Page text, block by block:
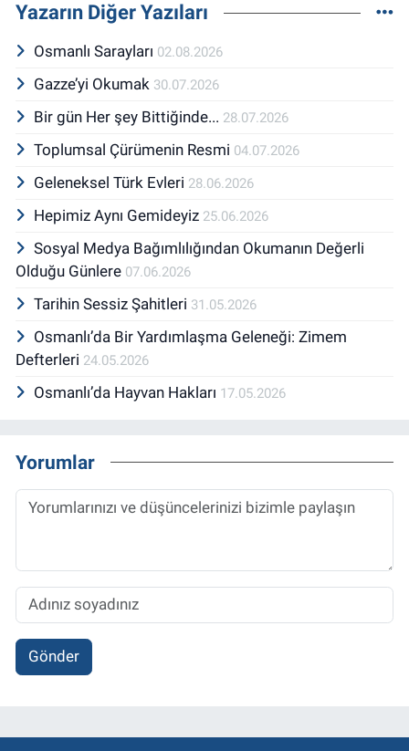
Yazarın Diğer Yazıları
Osmanlı Sarayları 02.08.2026
Gazze’yi Okumak 30.07.2026
Bir gün Her şey Bittiğinde... 28.07.2026
Toplumsal Çürümenin Resmi 04.07.2026
Geleneksel Türk Evleri 28.06.2026
Hepimiz Aynı Gemideyiz 25.06.2026
Sosyal Medya Bağımlılığından Okumanın Değerli
Olduğu Günlere 07.06.2026
Tarihin Sessiz Şahitleri 31.05.2026
Osmanlı’da Bir Yardımlaşma Geleneği: Zimem
Defterleri 24.05.2026
Osmanlı’da Hayvan Hakları 17.05.2026
Yorumlar
Gönder